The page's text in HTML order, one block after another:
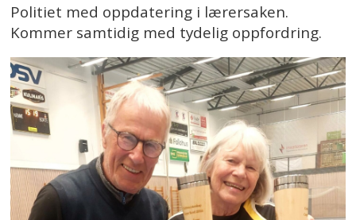
Politiet med oppdatering i lærersaken.
Kommer samtidig med tydelig oppfordring.